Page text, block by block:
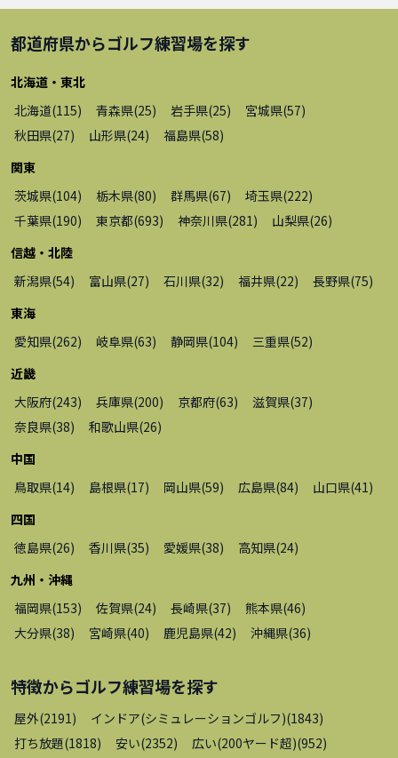
都道府県からゴルフ練習場を探す
北海道・東北
北海道(115) 青森県(25) 岩手県(25) 宮城県(57)
秋田県(27) 山形県(24) 福島県(58)
関東
茨城県(104) 栃木県(80) 群馬県(67) 埼玉県(222)
千葉県(190) 東京都(693) 神奈川県(281) 山梨県(26)
信越・北陸
新潟県(54) 富山県(27) 石川県(32) 福井県(22) 長野県(75)
東海
愛知県(262) 岐阜県(63) 静岡県(104) 三重県(52)
近畿
大阪府(243) 兵庫県(200) 京都府(63) 滋賀県(37)
奈良県(38) 和歌山県(26)
中国
鳥取県(14) 島根県(17) 岡山県(59) 広島県(84) 山口県(41)
四国
徳島県(26) 香川県(35) 愛媛県(38) 高知県(24)
九州・沖縄
福岡県(153) 佐賀県(24) 長崎県(37) 熊本県(46)
大分県(38) 宮崎県(40) 鹿児島県(42) 沖縄県(36)
特徴からゴルフ練習場を探す
屋外(2191) インドア(シミュレーションゴルフ)(1843)
打ち放題(1818) 安い(2352) 広い(200ヤード超)(952)